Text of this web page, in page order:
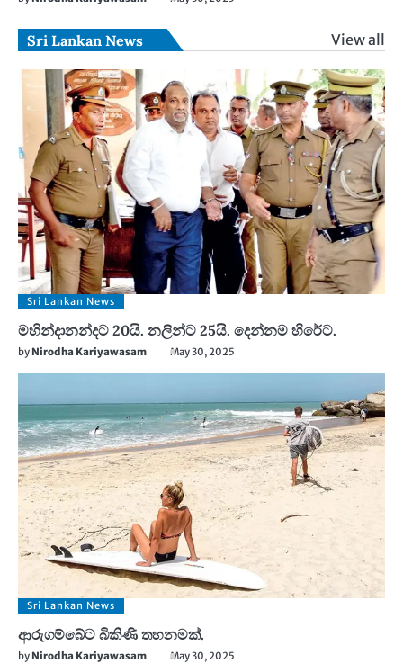
Sri Lankan News View all
Sri Lankan News
මහින්දානන්දට 20යි. නලින්ට 25යි. දෙන්නම හිරේට.
by Nirodha Kariyawasam May 30, 2025
Sri Lankan News
ආරුගම්බේට බිකිණි තහනමක්.
by Nirodha Kariyawasam May 30, 2025